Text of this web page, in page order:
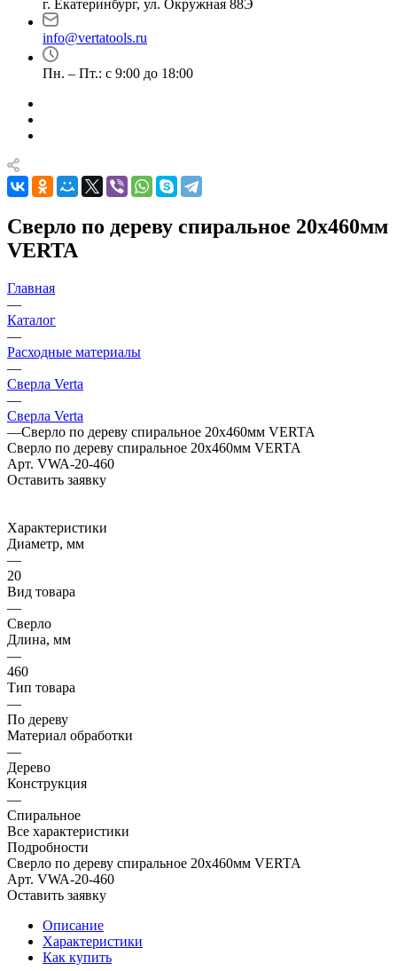
г. Екатеринбург, ул. Окружная 88Э
info@vertatools.ru
Пн. – Пт.: с 9:00 до 18:00
Сверло по дереву спиральное 20x460мм
VERTA
Главная
—
Каталог
—
Расходные материалы
—
Сверла Verta
—
Сверла Verta
—Сверло по дереву спиральное 20x460мм VERTA
Сверло по дереву спиральное 20x460мм VERTA
Арт. VWA-20-460
Оставить заявку
Характеристики
Диаметр, мм
—
20
Вид товара
—
Сверло
Длина, мм
—
460
Тип товара
—
По дереву
Материал обработки
—
Дерево
Конструкция
—
Спиральное
Все характеристики
Подробности
Сверло по дереву спиральное 20x460мм VERTA
Арт. VWA-20-460
Оставить заявку
Описание
Характеристики
Как купить